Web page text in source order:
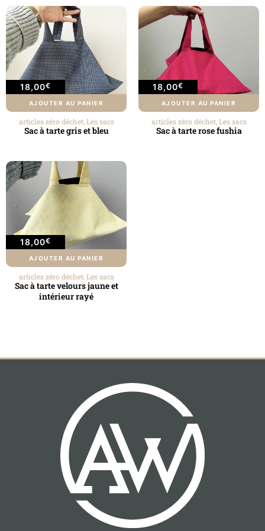
18,00€
AJOUTER AU PANIER
articles zéro déchet,Les sacs
Sac à tarte gris et bleu
18,00€
AJOUTER AU PANIER
articles zéro déchet,Les sacs
Sac à tarte rose fushia
18,00€
AJOUTER AU PANIER
articles zéro déchet,Les sacs
Sac à tarte velours jaune et
intérieur rayé